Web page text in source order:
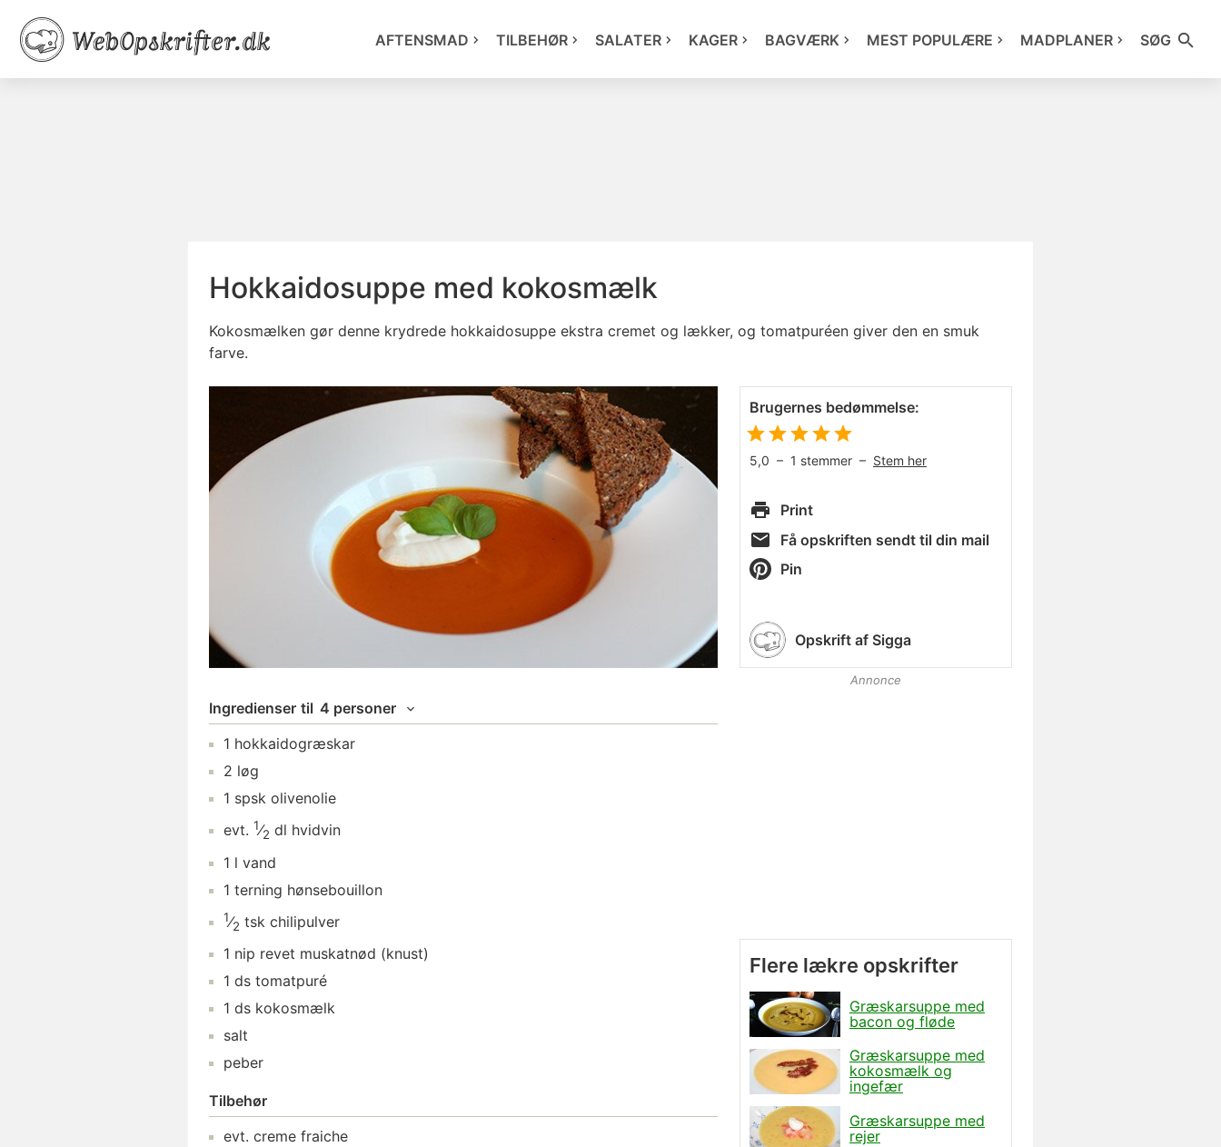
AFTENSMAD TILBEHØR SALATER KAGER BAGVÆRK MEST POPULÆRE MADPLANER SØG
Hokkaidosuppe med kokosmælk
Kokosmælken gør denne krydrede hokkaidosuppe ekstra cremet og lækker, og tomatpuréen giver den en smuk
farve.
Ingredienser til 4 personer
1 hokkaidogræskar
2 løg
1 spsk olivenolie
evt. 1⁄2 dl hvidvin
1 l vand
1 terning hønsebouillon
1⁄2 tsk chilipulver
1 nip revet muskatnød (knust)
1 ds tomatpuré
1 ds kokosmælk
salt
peber
Tilbehør
evt. creme fraiche
Brugernes bedømmelse:
5,0 – 1 stemmer – Stem her
Print
Få opskriften sendt til din mail
Pin
Opskrift af Sigga
Annonce
Flere lækre opskrifter
Græskarsuppe med
bacon og fløde
Græskarsuppe med
kokosmælk og
ingefær
Græskarsuppe med
rejer